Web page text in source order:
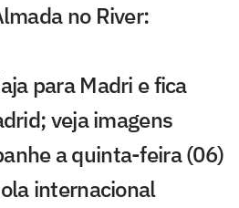
no River:
para Madri e fica
veja imagens
a quinta-feira (06)
internacional